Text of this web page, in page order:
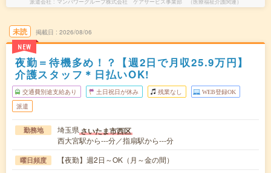
派遣会社 マンパワーグループ株式会社 ケアサービス事業部 （医療福祉介護関連）
未読
NEW
掲載日 2026/08/06
夜勤＝待機多め！？【週2日で月収25.9万円】
介護スタッフ＊日払いOK!
交通費別途支給あり 土日祝日が休み 残業なし WEB登録OK
派遣
勤務地 埼玉県さいたま市西区
西大宮駅から---分／指扇駅から---分
曜日頻度 【夜勤】週2日～OK（月～金の間）